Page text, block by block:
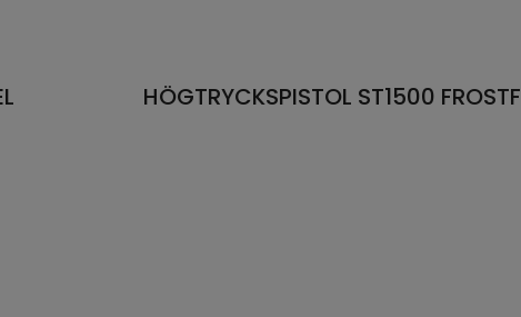
HÖGTRYCKSPISTOL ST1500 FROSTF